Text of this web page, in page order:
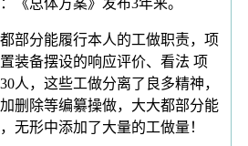
分能履行本人的工做职责，项
装备摆设的响应评价、看法 项
人，这些工做分离了良多精神，
删除等编纂操做，大大都部分能
无形中添加了大量的工做量！